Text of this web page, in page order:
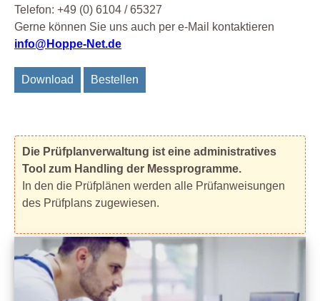
Telefon: +49 (0) 6104 / 65327
Gerne können Sie uns auch per e-Mail kontaktieren
info@Hoppe-Net.de
Download Bestellen
Die Prüfplanverwaltung ist eine administratives
Tool zum Handling der Messprogramme.
In den die Prüfplänen werden alle Prüfanweisungen
des Prüfplans zugewiesen.